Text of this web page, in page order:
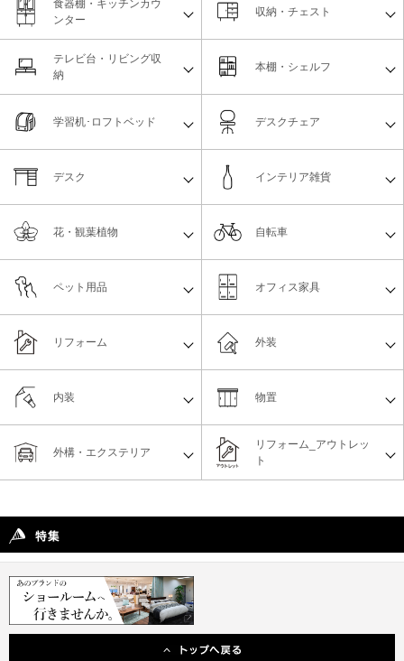
食器棚・キッチンカウ
ンター
収納・チェスト
テレビ台・リビング収
納
本棚・シェルフ
学習机･ロフトベッド デスクチェア
デスク インテリア雑貨
花・観葉植物 自転車
ペット用品 オフィス家具
リフォーム
リフォーム_アウトレッ
ト
物置
外構・エクステリア
外装
内装